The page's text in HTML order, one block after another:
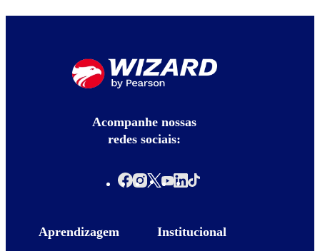
Acompanhe nossas
redes sociais:
Aprendizagem Institucional